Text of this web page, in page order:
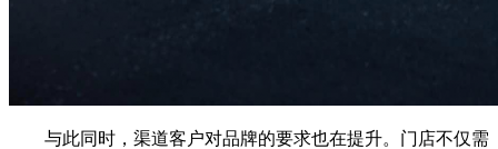
与此同时，渠道客户对品牌的要求也在提升。门店不仅需